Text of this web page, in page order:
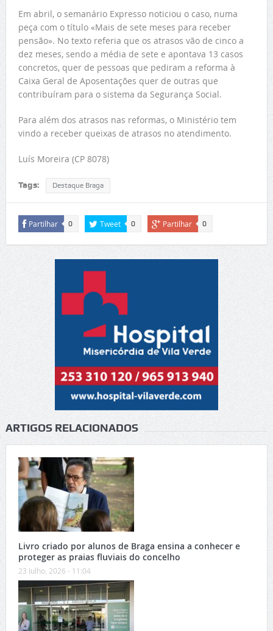
Em abril, o semanário Expresso noticiou o caso, numa
peça com o título «Mais de sete meses para receber
pensão». No texto referia que os atrasos vão de cinco a
dez meses, sendo a média de sete e apontava 13 casos
concretos, quer de pessoas que pediram a reforma à
Caixa Geral de Aposentações quer de outras que
contribuíram para o sistema da Segurança Social.
Para além dos atrasos nas reformas, o Ministério tem
vindo a receber queixas de atrasos no atendimento.
Luís Moreira (CP 8078)
Tags: Destaque Braga
Partilhar 0 Tweet 0 Partilhar 0
ARTIGOS RELACIONADOS
Livro criado por alunos de Braga ensina a conhecer e
proteger as praias fluviais do concelho
23 Julho, 2026 - 11:04